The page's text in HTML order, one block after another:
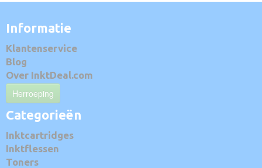
Informatie
Klantenservice
Blog
Over InktDeal.com
Herroeping
Categorieën
Inktcartridges
Inktflessen
Toners